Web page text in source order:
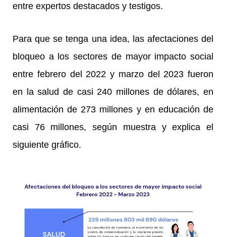
entre expertos destacados y testigos.
Para que se tenga una idea, las afectaciones del
bloqueo a los sectores de mayor impacto social
entre febrero del 2022 y marzo del 2023 fueron
en la salud de casi 240 millones de dólares, en
alimentación de 273 millones y en educación de
casi 76 millones, según muestra y explica el
siguiente gráfico.